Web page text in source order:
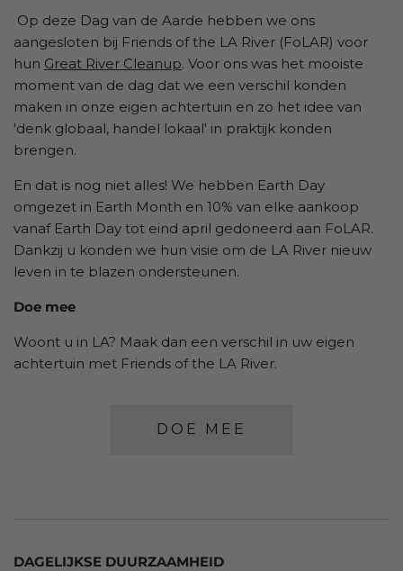
Op deze Dag van de Aarde hebben we ons
aangesloten bij Friends of the LA River (FoLAR) voor
hun Great River Cleanup. Voor ons was het mooiste
moment van de dag dat we een verschil konden
maken in onze eigen achtertuin en zo het idee van
'denk globaal, handel lokaal' in praktijk konden
brengen.
En dat is nog niet alles! We hebben Earth Day
omgezet in Earth Month en 10% van elke aankoop
vanaf Earth Day tot eind april gedoneerd aan FoLAR.
Dankzij u konden we hun visie om de LA River nieuw
leven in te blazen ondersteunen.
Doe mee
Woont u in LA? Maak dan een verschil in uw eigen
achtertuin met Friends of the LA River.
DOE MEE
DAGELIJKSE DUURZAAMHEID